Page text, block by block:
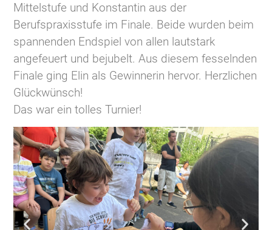
Mittelstufe und Konstantin aus der
Berufspraxisstufe im Finale. Beide wurden beim
spannenden Endspiel von allen lautstark
angefeuert und bejubelt. Aus diesem fesselnden
Finale ging Elin als Gewinnerin hervor. Herzlichen
Glückwünsch!
Das war ein tolles Turnier!